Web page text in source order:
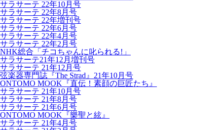
サラサーテ 22年10月号
サラサーテ 22年8月号
サラサーテ 22年増刊号
サラサーテ 22年6月号
サラサーテ 22年4月号
サラサーテ 22年2月号
NHK総合「チコちゃんに叱られる!」
サラサーテ21年12月増刊号
サラサーテ 21年12月号
弦楽器専門誌『The Strad』21年10月号
ONTOMO MOOK『直伝！素顔の巨匠たち』
サラサーテ 21年10月号
サラサーテ 21年8月号
サラサーテ 21年6月号
ONTOMO MOOK『樂聖と絃』
サラサーテ 21年4月号